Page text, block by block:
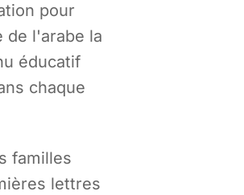
pour
de l'arabe la
éducatif
chaque
familles
lettres